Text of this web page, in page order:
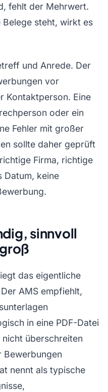
fehlt der Mehrwert.
steht, wirkt es
und Anrede. Der
vor
Kontaktperson. Eine
oder ein
Fehler mit großer
sollte daher geprüft
Firma, richtige
Datum, keine
sinnvoll
das eigentliche
AMS empfiehlt,
in eine PDF-Datei
überschreiten
Bewerbungen
nennt als typische